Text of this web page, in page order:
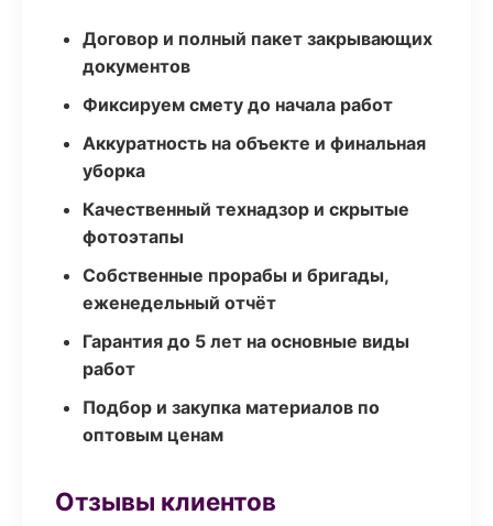
Договор и полный пакет закрывающих
документов
Фиксируем смету до начала работ
Аккуратность на объекте и финальная
уборка
Качественный технадзор и скрытые
фотоэтапы
Собственные прорабы и бригады,
еженедельный отчёт
Гарантия до 5 лет на основные виды
работ
Подбор и закупка материалов по
оптовым ценам
Отзывы клиентов